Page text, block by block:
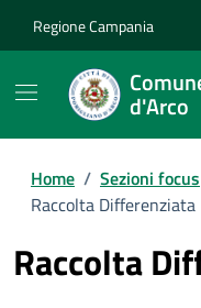
Regione Campania
d'Arco
Home / Sezioni focus
Raccolta Differenziata
Raccolta